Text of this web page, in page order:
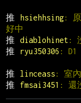
推
hsiehhsing: 原
好中
推
diablohinet :
推
ryu350306 : D1
推
linceass : 室
推
fmsai3451 : 還